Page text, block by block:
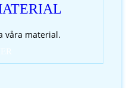
våra material.